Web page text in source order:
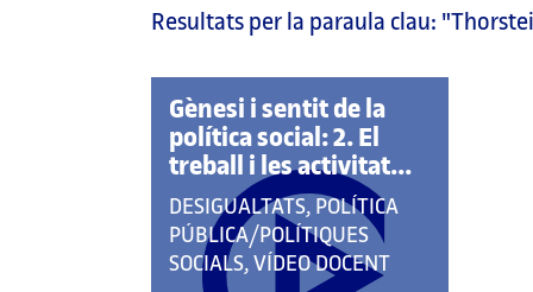
pàgina
Resultats per la paraula clau:
Gènesi i sentit de la
política social: 2. El
treball i les activitat...
QUE
PERTANY
A
DESIGUALTATS, POLÍTICA
PÚBLICA/POLÍTIQUES
SOCIALS, VÍDEO DOCENT